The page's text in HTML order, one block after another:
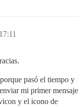
pasó el tiempo y
mi primer mensaje
y el icono de